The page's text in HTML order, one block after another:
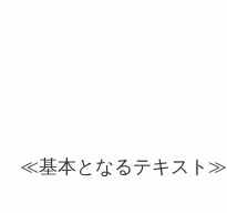
≪基本となるテキスト≫